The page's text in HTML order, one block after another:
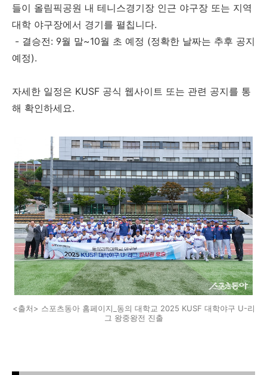
들이 올림픽공원 내 테니스경기장 인근 야구장 또는 지역
대학 야구장에서 경기를 펼칩니다.
- 결승전: 9월 말~10월 초 예정 (정확한 날짜는 추후 공지
예정).
자세한 일정은 KUSF 공식 웹사이트 또는 관련 공지를 통
해 확인하세요.
<출처> 스포츠동아 홈페이지_동의 대학교 2025 KUSF 대학야구 U-리
그 왕중왕전 진출